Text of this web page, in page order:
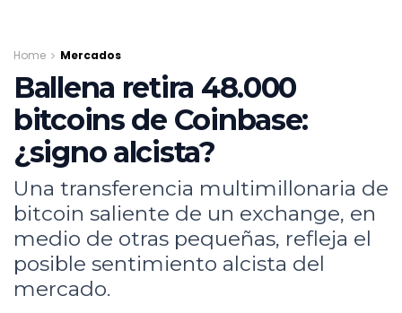
Home Mercados
Ballena retira 48.000
bitcoins de Coinbase:
¿signo alcista?
Una transferencia multimillonaria de
bitcoin saliente de un exchange, en
medio de otras pequeñas, refleja el
posible sentimiento alcista del
mercado.